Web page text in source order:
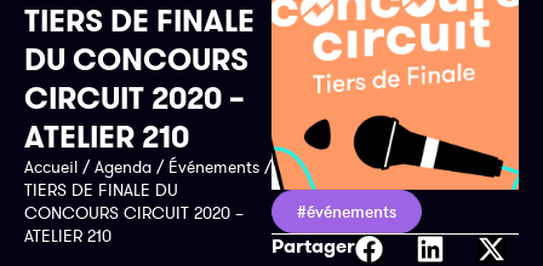
TIERS DE FINALE
DU CONCOURS
CIRCUIT 2020 –
ATELIER 210
Accueil /Agenda / Événements /
TIERS DE FINALE DU
CONCOURS CIRCUIT 2020 –
ATELIER 210
#événements
Partager